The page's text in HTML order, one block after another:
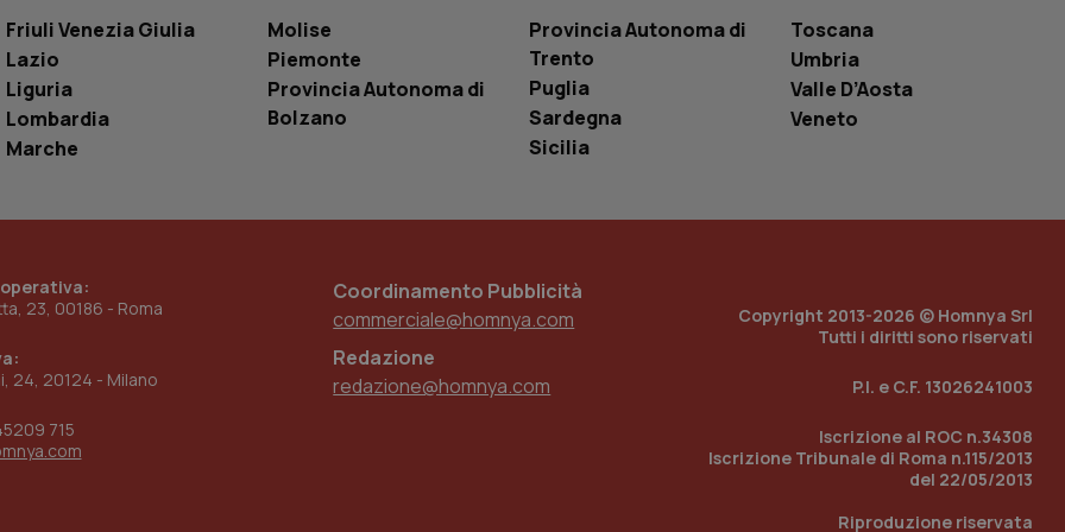
Friuli Venezia Giulia
Lazio
Liguria
Lombardia
Marche
Molise
Piemonte
Provincia Autonoma di
Bolzano
Provincia Autonoma di
Trento
Puglia
Sardegna
Sicilia
Toscana
Umbria
Valle D’Aosta
Veneto
23, 00186 - Roma
24, 20124 - Milano
715
Coordinamento Pubblicità
commerciale@homnya.com
Redazione
redazione@homnya.com
Copyright 2013-2026 © Homnya Srl
Tutti i diritti sono riservati
P.I. e C.F. 13026241003
Iscrizione al ROC n.34308
Iscrizione Tribunale di Roma n.115/2013
del 22/05/2013
Riproduzione riservata
utente
www.quotidianosanita.it
Questo cookie è impostato dall'applicazione per abilitare il
provider WelfareLink.